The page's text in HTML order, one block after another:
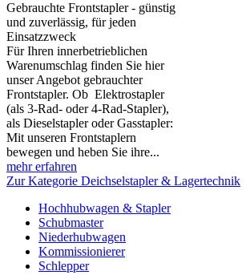
Gebrauchte Frontstapler - günstig
und zuverlässig, für jeden
Einsatzzweck
Für Ihren innerbetrieblichen
Warenumschlag finden Sie hier
unser Angebot gebrauchter
Frontstapler. Ob Elektrostapler
(als 3-Rad- oder 4-Rad-Stapler),
als Dieselstapler oder Gasstapler:
Mit unseren Frontstaplern
bewegen und heben Sie ihre...
mehr erfahren
Zur Kategorie Deichselstapler & Lagertechnik
Hochhubwagen & Stapler
Schubmaster
Niederhubwagen
Kommissionierer
Schlepper